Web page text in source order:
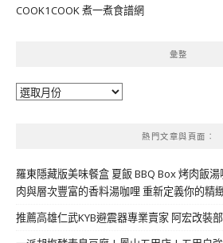
COOK1COOK 煮一煮食譜網
彙整
彙
熱門文章與頁面︰
羅東隱藏版美味餐盒 夏飯 BBQ Box 烤肉飯
肉與層次豐富的香料湯咖哩 重新定義你的精
推薦高雄仁武KYB避震器專業賣家 阿宏改裝